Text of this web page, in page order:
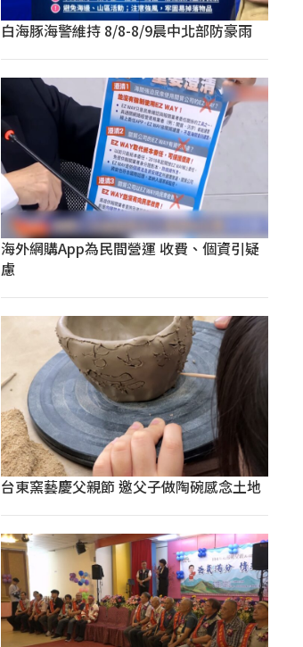
白海豚海警維持 8/8-8/9晨中北部防豪雨
海外網購App為民間營運 收費、個資引疑
慮
台東窯藝慶父親節 邀父子做陶碗感念土地